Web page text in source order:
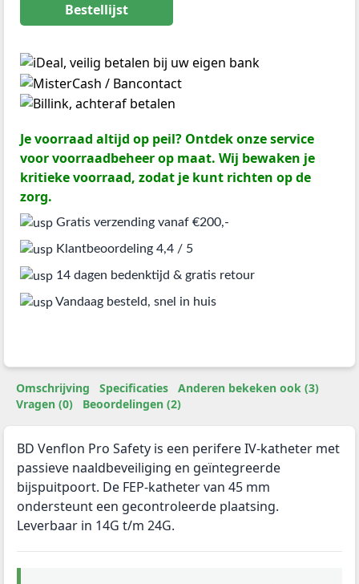
Bestellijst
Je voorraad altijd op peil? Ontdek onze service
voor voorraadbeheer op maat. Wij bewaken je
kritieke voorraad, zodat je kunt richten op de
zorg.
Gratis verzending vanaf €200,-
Klantbeoordeling 4,4 / 5
14 dagen bedenktijd & gratis retour
Vandaag besteld, snel in huis
Omschrijving Specificaties
Anderen bekeken ook (3)
Vragen (0)
Beoordelingen (2)
BD Venflon Pro Safety is een perifere IV-katheter met
passieve naaldbeveiliging en geïntegreerde
bijspuitpoort. De FEP-katheter van 45 mm
ondersteunt een gecontroleerde plaatsing.
Leverbaar in 14G t/m 24G.